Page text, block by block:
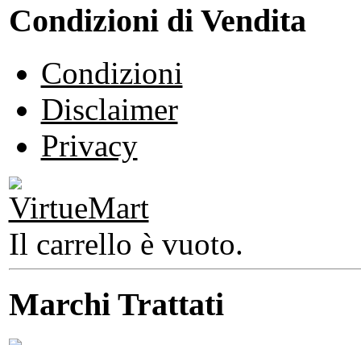
Condizioni di Vendita
Condizioni
Disclaimer
Privacy
Il carrello è vuoto.
Marchi Trattati